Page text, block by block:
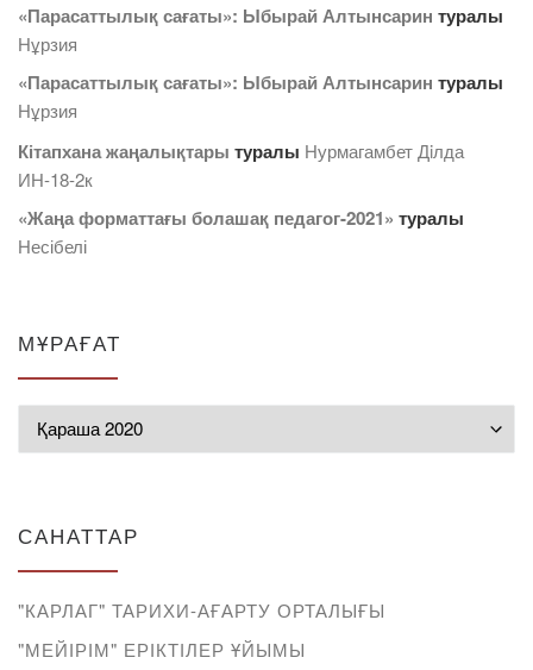
«Парасаттылық сағаты»: Ыбырай Алтынсарин туралы
Нұрзия
«Парасаттылық сағаты»: Ыбырай Алтынсарин туралы
Нұрзия
Кітапхана жаңалықтары туралы Нурмагамбет Дiлда
ИН-18-2к
«Жаңа форматтағы болашақ педагог-2021» туралы
Несібелі
МҰРАҒАТ
САНАТТАР
"КАРЛАГ" ТАРИХИ-АҒАРТУ ОРТАЛЫҒЫ
"МЕЙІРІМ" ЕРІКТІЛЕР ҰЙЫМЫ